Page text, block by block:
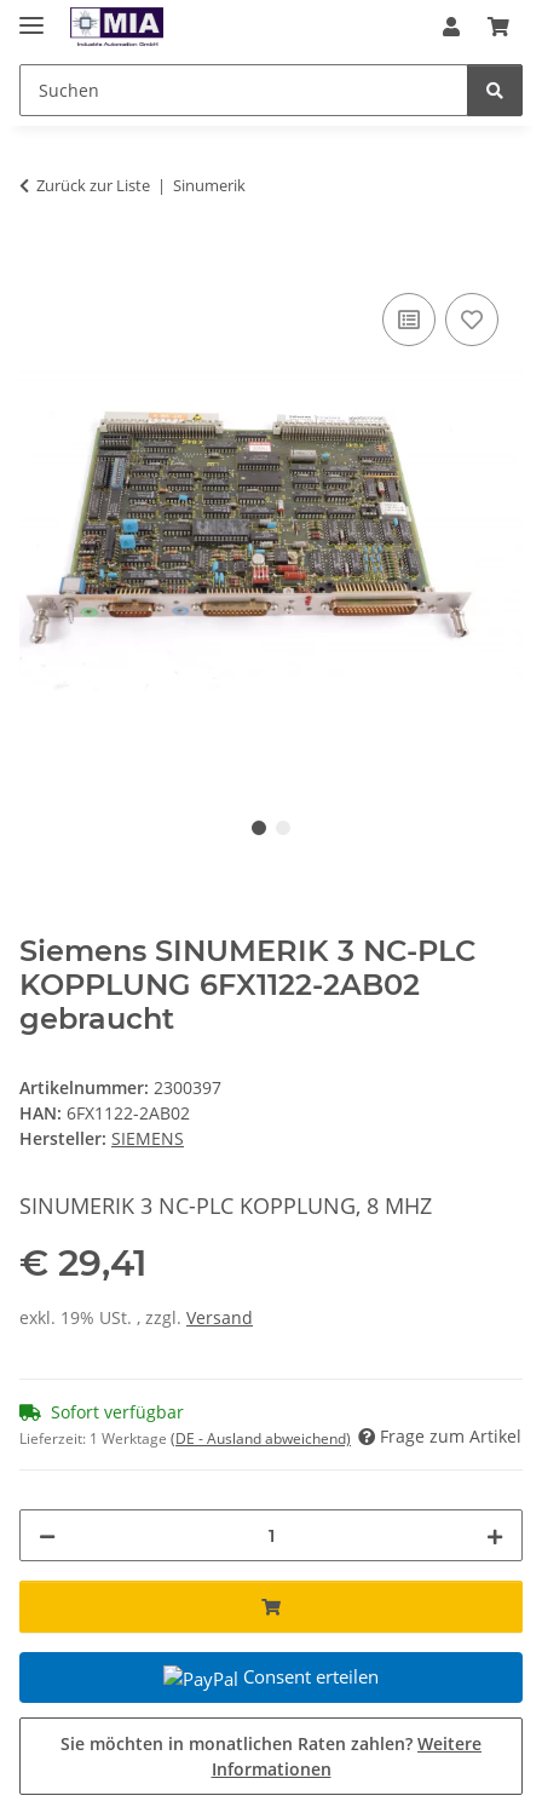
Zurück zur Liste Sinumerik
Siemens SINUMERIK 3 NC-PLC
KOPPLUNG 6FX1122-2AB02
gebraucht
Artikelnummer: 2300397
HAN: 6FX1122-2AB02
Hersteller: SIEMENS
SINUMERIK 3 NC-PLC KOPPLUNG, 8 MHZ
€ 29,41
exkl. 19% USt. , zzgl. Versand
Sofort verfügbar
Lieferzeit: 1 Werktage (DE - Ausland abweichend) Frage zum Artikel
Consent erteilen
Sie möchten in monatlichen Raten zahlen? Weitere
Informationen